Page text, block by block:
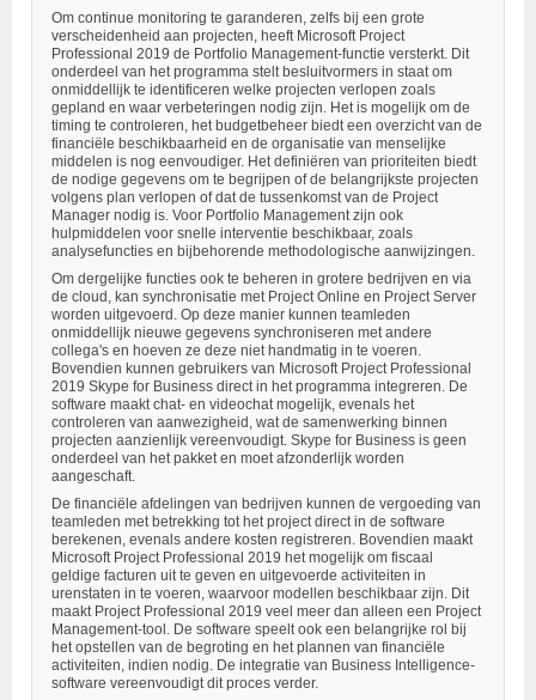
Om continue monitoring te garanderen, zelfs bij een grote
verscheidenheid aan projecten, heeft Microsoft Project
Professional 2019 de Portfolio Management-functie versterkt. Dit
onderdeel van het programma stelt besluitvormers in staat om
onmiddellijk te identificeren welke projecten verlopen zoals
gepland en waar verbeteringen nodig zijn. Het is mogelijk om de
timing te controleren, het budgetbeheer biedt een overzicht van de
financiële beschikbaarheid en de organisatie van menselijke
middelen is nog eenvoudiger. Het definiëren van prioriteiten biedt
de nodige gegevens om te begrijpen of de belangrijkste projecten
volgens plan verlopen of dat de tussenkomst van de Project
Manager nodig is. Voor Portfolio Management zijn ook
hulpmiddelen voor snelle interventie beschikbaar, zoals
analysefuncties en bijbehorende methodologische aanwijzingen.
Om dergelijke functies ook te beheren in grotere bedrijven en via
de cloud, kan synchronisatie met Project Online en Project Server
worden uitgevoerd. Op deze manier kunnen teamleden
onmiddellijk nieuwe gegevens synchroniseren met andere
collega's en hoeven ze deze niet handmatig in te voeren.
Bovendien kunnen gebruikers van Microsoft Project Professional
2019 Skype for Business direct in het programma integreren. De
software maakt chat- en videochat mogelijk, evenals het
controleren van aanwezigheid, wat de samenwerking binnen
projecten aanzienlijk vereenvoudigt. Skype for Business is geen
onderdeel van het pakket en moet afzonderlijk worden
aangeschaft.
De financiële afdelingen van bedrijven kunnen de vergoeding van
teamleden met betrekking tot het project direct in de software
berekenen, evenals andere kosten registreren. Bovendien maakt
Microsoft Project Professional 2019 het mogelijk om fiscaal
geldige facturen uit te geven en uitgevoerde activiteiten in
urenstaten in te voeren, waarvoor modellen beschikbaar zijn. Dit
maakt Project Professional 2019 veel meer dan alleen een Project
Management-tool. De software speelt ook een belangrijke rol bij
het opstellen van de begroting en het plannen van financiële
activiteiten, indien nodig. De integratie van Business Intelligence-
software vereenvoudigt dit proces verder.